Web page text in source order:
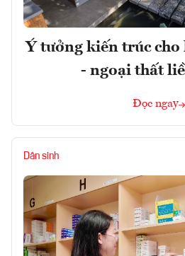
Ý tưởng kiến trúc
- ngoại thất
Đọc ngay
Dân sinh